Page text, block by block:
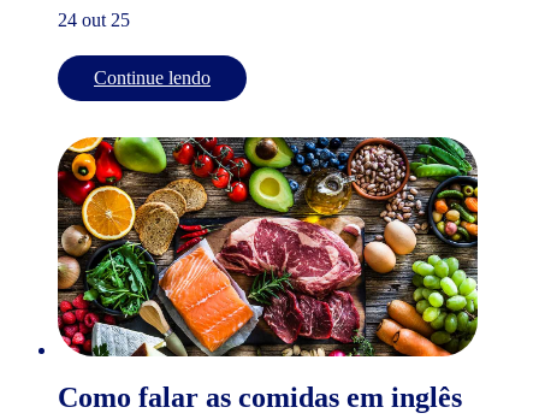
24 out 25
Continue lendo
Como falar as comidas em inglês